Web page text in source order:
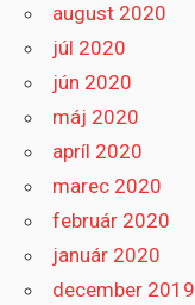
august 2020
júl 2020
jún 2020
máj 2020
apríl 2020
marec 2020
február 2020
január 2020
december 2019